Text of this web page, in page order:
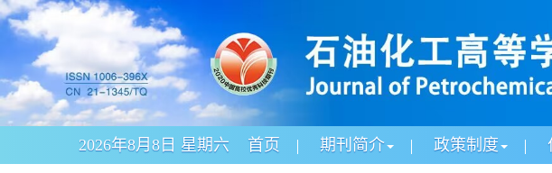
2026年8月8日 星期六 首页 期刊简介 政策制度